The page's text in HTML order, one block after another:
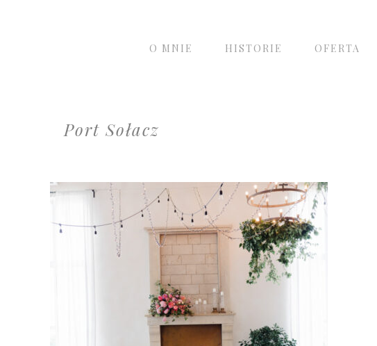
O MNIE HISTORIE OFERTA
Port Sołacz